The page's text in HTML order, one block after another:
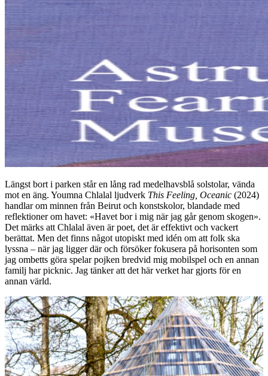
Längst bort i parken står en lång rad medelhavsblå solstolar, vända
mot en äng. Youmna Chlalal ljudverk This Feeling, Oceanic (2024)
handlar om minnen från Beirut och konstskolor, blandade med
reflektioner om havet: «Havet bor i mig när jag går genom skogen».
Det märks att Chlalal även är poet, det är effektivt och vackert
berättat. Men det finns något utopiskt med idén om att folk ska
lyssna – när jag ligger där och försöker fokusera på horisonten som
jag ombetts göra spelar pojken bredvid mig mobilspel och en annan
familj har picknic. Jag tänker att det här verket har gjorts för en
annan värld.